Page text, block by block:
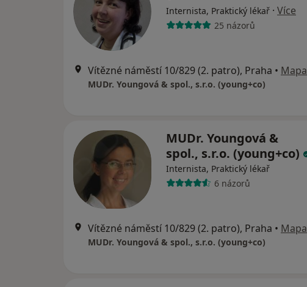
Internista, Praktický lékař · Více
25 názorů
Vítězné náměstí 10/829 (2. patro), Praha • Mapa
MUDr. Youngová & spol., s.r.o. (young+co)
MUDr. Youngová &
spol., s.r.o. (young+co)
Internista, Praktický lékař
6 názorů
Vítězné náměstí 10/829 (2. patro), Praha • Mapa
MUDr. Youngová & spol., s.r.o. (young+co)